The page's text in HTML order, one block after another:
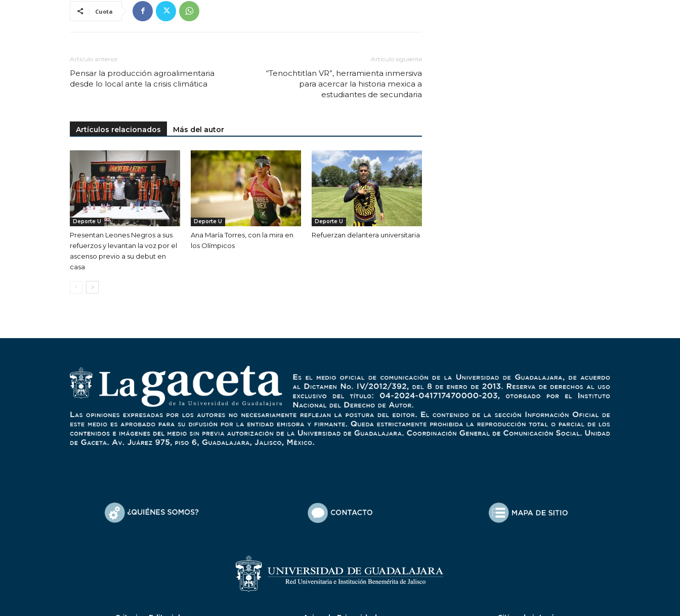
Cuota
Artículo anterior
Pensar la producción agroalimentaria
desde lo local ante la crisis climática
Artículo siguiente
“Tenochtitlan VR”, herramienta inmersiva
para acercar la historia mexica a
estudiantes de secundaria
Artículos relacionados Más del autor
Deporte U
Presentan Leones Negros a sus
refuerzos y levantan la voz por el
ascenso previo a su debut en
casa
Deporte U
Ana María Torres, con la mira en
los Olímpicos
Deporte U
Refuerzan delantera universitaria